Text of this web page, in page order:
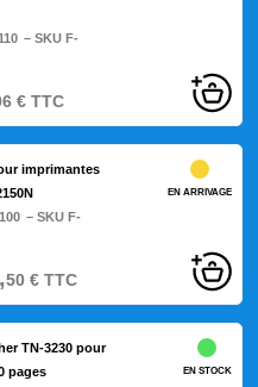
– SKU F-
€TTC
imprimantes
– SKU F-
EN ARRIVAGE
50€TTC
TN-3230 pour
pages
EN STOCK